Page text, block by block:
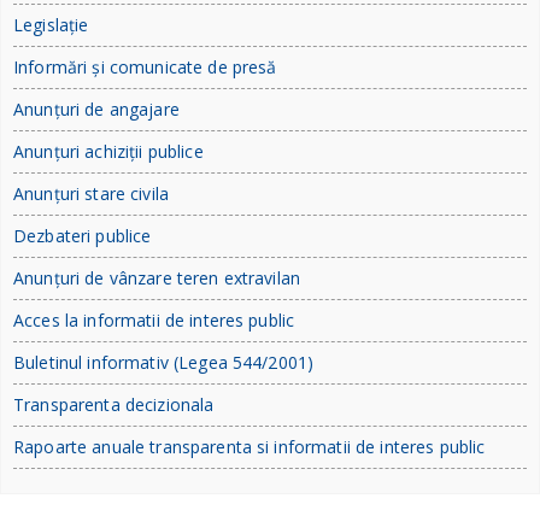
Legislație
Informări și comunicate de presă
Anunțuri de angajare
Anunțuri achiziții publice
Anunțuri stare civila
Dezbateri publice
Anunțuri de vânzare teren extravilan
Acces la informatii de interes public
Buletinul informativ (Legea 544/2001)
Transparenta decizionala
Rapoarte anuale transparenta si informatii de interes public